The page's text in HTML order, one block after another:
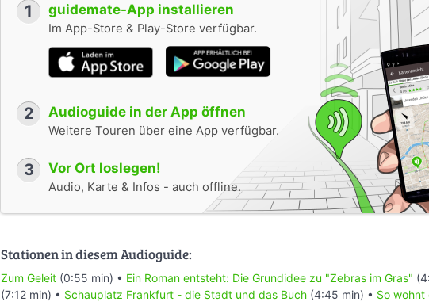
1 guidemate-App installieren
Im App-Store & Play-Store verfügbar.
2 Audioguide in der App öffnen
Weitere Touren über eine App verfügbar.
3 Vor Ort loslegen!
Audio, Karte & Infos - auch offline.
Stationen in diesem Audioguide:
Zum Geleit (0:55 min) • Ein Roman entsteht: Die Grundidee zu "Zebras im Gras"
(7:12 min) • Schauplatz Frankfurt - die Stadt und das Buch (4:45 min) • So